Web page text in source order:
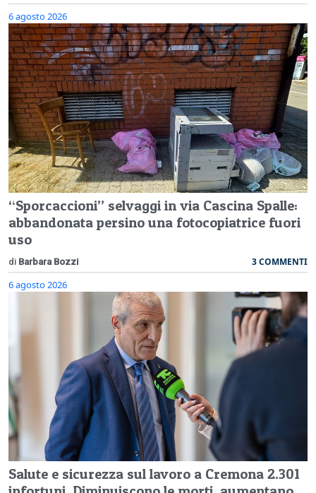
6 agosto 2026
“Sporcaccioni” selvaggi in via Cascina Spalle:
abbandonata persino una fotocopiatrice fuori
uso
di Barbara Bozzi 3 COMMENTI
6 agosto 2026
Salute e sicurezza sul lavoro a Cremona 2.301